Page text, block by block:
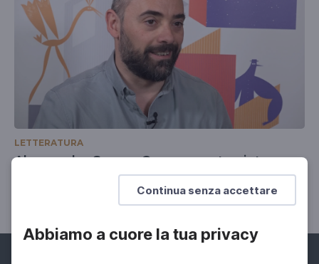
Continua senza accettare
Abbiamo a cuore la tua privacy
LETTERATURA
Alessandro Sanna, Come questa pietra
Il libro di tutte le guerre